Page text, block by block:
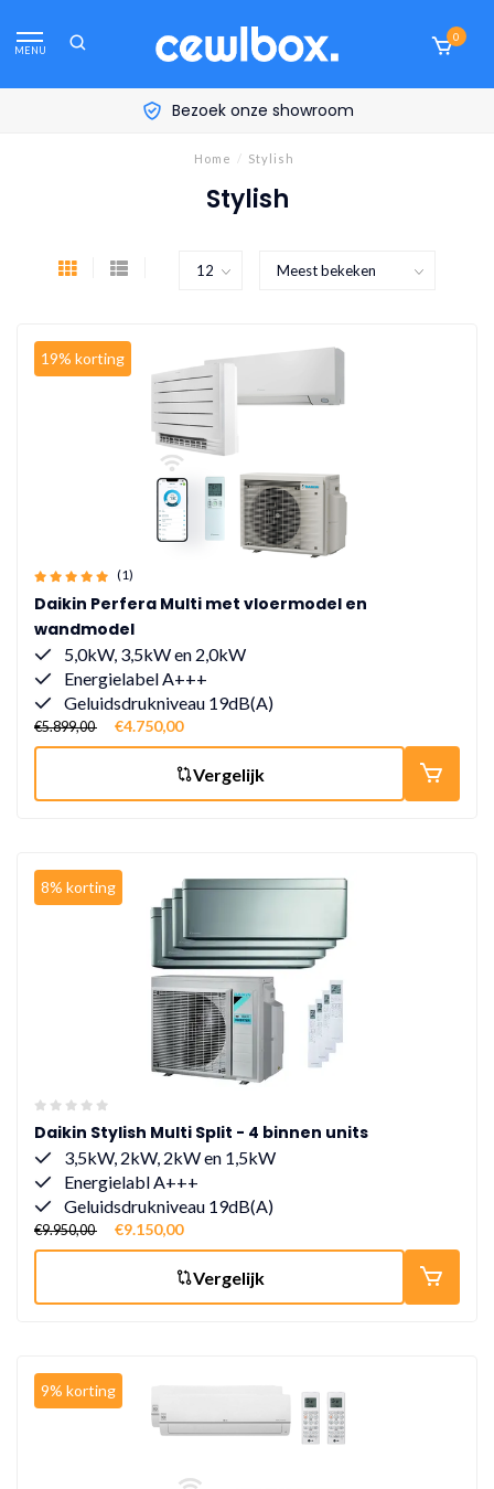
MENU
0
Bezoek onze showroom
Home / Stylish
Stylish
19% korting
(1)
Daikin Perfera Multi met vloermodel en
wandmodel
5,0kW, 3,5kW en 2,0kW
Energielabel A+++
Geluidsdrukniveau 19dB(A)
€5.899,00 €4.750,00
Vergelijk
8% korting
Daikin Stylish Multi Split - 4 binnen units
3,5kW, 2kW, 2kW en 1,5kW
Energielabl A+++
Geluidsdrukniveau 19dB(A)
€9.950,00 €9.150,00
Vergelijk
9% korting